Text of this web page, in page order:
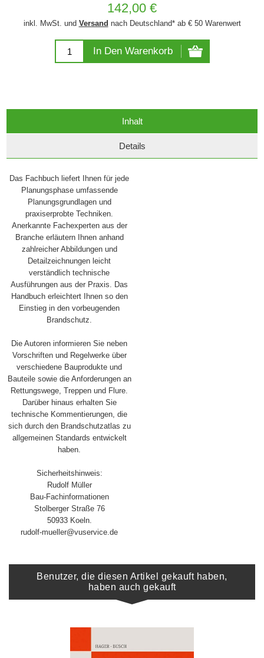
142,00 €
inkl. MwSt. und Versand nach Deutschland* ab € 50 Warenwert
In Den Warenkorb
Inhalt
Details
Das Fachbuch liefert Ihnen für jede
Planungsphase umfassende
Planungsgrundlagen und
praxiserprobte Techniken.
Anerkannte Fachexperten aus der
Branche erläutern Ihnen anhand
zahlreicher Abbildungen und
Detailzeichnungen leicht
verständlich technische
Ausführungen aus der Praxis. Das
Handbuch erleichtert Ihnen so den
Einstieg in den vorbeugenden
Brandschutz.
Die Autoren informieren Sie neben
Vorschriften und Regelwerke über
verschiedene Bauprodukte und
Bauteile sowie die Anforderungen an
Rettungswege, Treppen und Flure.
Darüber hinaus erhalten Sie
technische Kommentierungen, die
sich durch den Brandschutzatlas zu
allgemeinen Standards entwickelt
haben.
Sicherheitshinweis:
Rudolf Müller
Bau-Fachinformationen
Stolberger Straße 76
50933 Koeln.
rudolf-mueller@vuservice.de
Benutzer, die diesen Artikel gekauft haben,
haben auch gekauft